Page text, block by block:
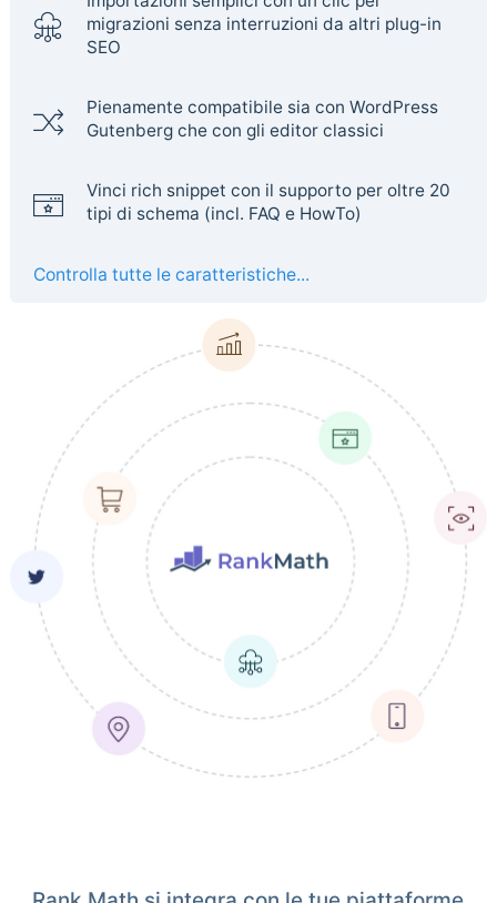
migrazioni senza interruzioni da altri plug-in
SEO
Pienamente compatibile sia con WordPress
Gutenberg che con gli editor classici
Vinci rich snippet con il supporto per oltre 20
tipi di schema (incl. FAQ e HowTo)
Controlla tutte le caratteristiche...